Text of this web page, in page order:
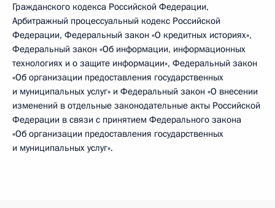
Гражданского кодекса Российской Федерации,
Арбитражный процессуальный кодекс Российской
Федерации, Федеральный закон «О кредитных историях»,
Федеральный закон «Об информации, информационных
технологиях и о защите информации», Федеральный закон
«Об организации предоставления государственных
и муниципальных услуг» и Федеральный закон «О внесении
изменений в отдельные законодательные акты Российской
Федерации в связи с принятием Федерального закона
«Об организации предоставления государственных
и муниципальных услуг».